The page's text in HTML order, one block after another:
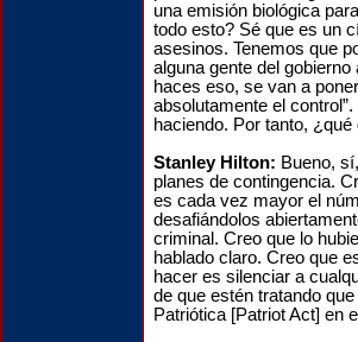
una emisión biológica
todo esto? Sé que es un
asesinos. Tenemos que
alguna gente del
haces eso, se van a
absolutamente el
haciendo. Por tanto,
Stanley Hilton: Bueno,
planes de contingencia.
es cada vez mayor el
desafiándolos
criminal. Creo que lo
hablado claro. Creo que
hacer es silenciar a
de que estén tratando
Patriótica [Patriot Act] en